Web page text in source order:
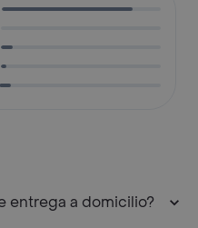
entrega a domicilio?